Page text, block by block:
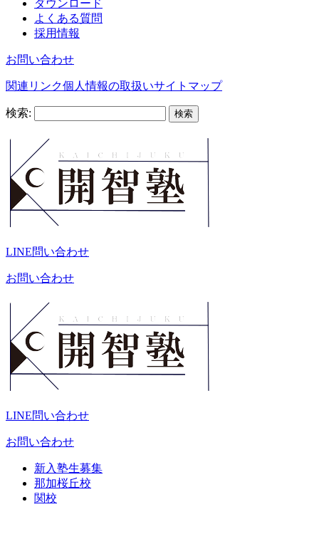
ダウンロード
よくある質問
採用情報
お問い合わせ
関連リンク個人情報の取扱いサイトマップ
検索:
LINE問い合わせ
お問い合わせ
LINE問い合わせ
お問い合わせ
新入塾生募集
那加桜丘校
関校